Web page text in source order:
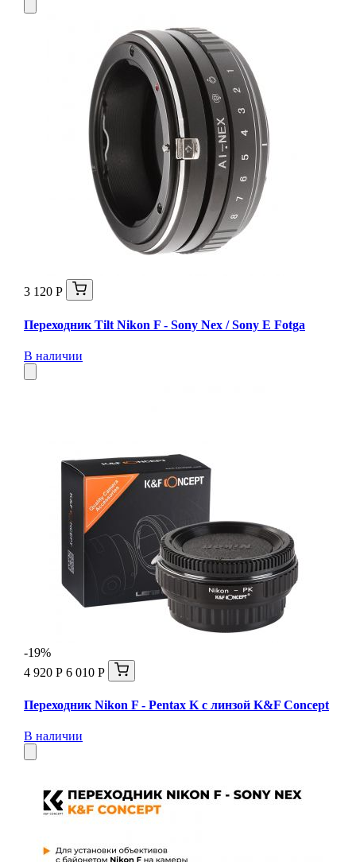
3 120 Р
Переходник Tilt Nikon F - Sony Nex / Sony E Fotga
В наличии
-19%
4 920 Р 6 010 Р
Переходник Nikon F - Pentax K с линзой K&F Concept
В наличии